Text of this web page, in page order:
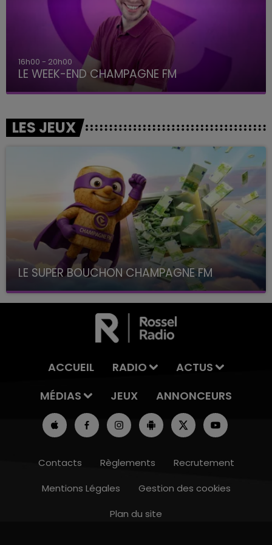
7h00 - 12h00
16h00 - 20h00
LE WEEK-END CHAMPAGNE FM
LES JEUX
LE SUPER BOUCHON CHAMPAGNE FM
avec La Famille Champagne FM, à 8H10
ACCUEIL RADIO
ACTUS
MÉDIAS
JEUX ANNONCEURS
Contacts Règlements
Recrutement
Mentions Légales
Gestion des cookies
Plan du site